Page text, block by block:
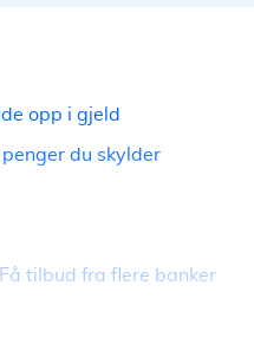
opp i gjeld
du skylder
tilbud fra flere banker
eller inkasso?